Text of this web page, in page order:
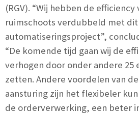
(RGV). “Wij hebben de
ruimschoots verdubbeld met
automatiseringsproject”,
“De komende tijd gaan wij de
verhogen door onder andere 25
zetten. Andere voordelen van de
aansturing zijn het flexibeler
de orderverwerking, een beter